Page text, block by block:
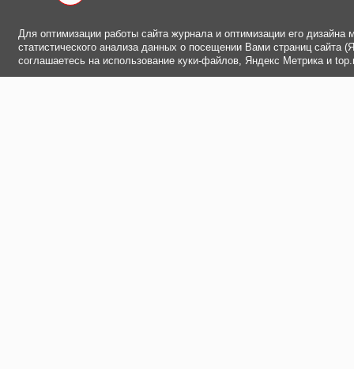
Для оптимизации работы сайта журнала и оптимизации его
статистического анализа данных о посещении Вами страниц
соглашаетесь на использование куки-файлов, Яндекс Метрика и